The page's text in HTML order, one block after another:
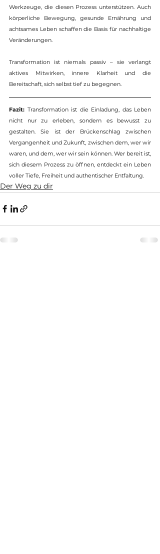
Werkzeuge, die diesen Prozess unterstützen. Auch
körperliche Bewegung, gesunde Ernährung und
achtsames Leben schaffen die Basis für nachhaltige
Veränderungen.
Transformation ist niemals passiv – sie verlangt
aktives Mitwirken, innere Klarheit und die
Bereitschaft, sich selbst tief zu begegnen.
Fazit: Transformation ist die Einladung, das Leben
nicht nur zu erleben, sondern es bewusst zu
gestalten. Sie ist der Brückenschlag zwischen
Vergangenheit und Zukunft, zwischen dem, wer wir
waren, und dem, wer wir sein können. Wer bereit ist,
sich diesem Prozess zu öffnen, entdeckt ein Leben
voller Tiefe, Freiheit und authentischer Entfaltung.
Der Weg zu dir